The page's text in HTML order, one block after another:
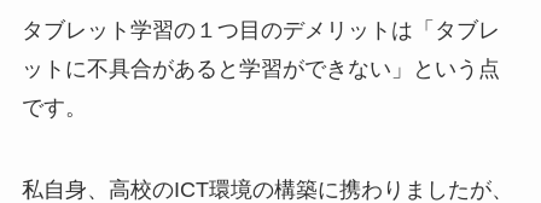
タブレット学習の１つ目のデメリットは「タブレ
ットに不具合があると学習ができない」という点
です。
私自身、高校のICT環境の構築に携わりましたが、